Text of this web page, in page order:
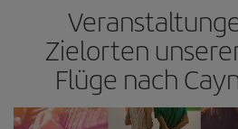
Zielorten
Flüge nach